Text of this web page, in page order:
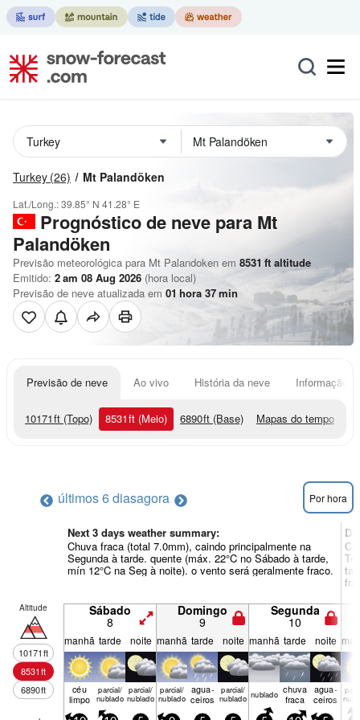
Turkey (26) Mt Palandöken
Lat./Long.:39.85° N 41.28° E
Prognóstico de neve para Mt
Palandöken
Previsão meteorológica para Mt Palandoken em 8531 ft altitude
Emitido: 2 am 08 Aug 2026 (hora local)
Previsão de neve atualizada em 01 hora 37min
Previsão de neve Ao vivo História da neve Informação
10171ft (Topo) 8531ft (Meio) 6890ft (Base) Mapas do tempo
últimos 6 diasagora Por hora
Next 3 days weather summary:
Chuva fraca (total 7.0mm), caindo principalmente na
Segunda à tarde. quente (máx. 22°C no Sábado à tarde,
mín 12°C na Seg à noite). o vento será geralmente fraco.
Altitude
10171ft
8531ft
6890ft
Sábado
8
Domingo
9
Segunda
10
manhã tarde noite manhã tarde noite manhã tarde noite
céu
limpo
parcial/
nublado
parcial/
nublado
parcial/
nublado
agua­
ceiros
parcial/
nublado nubl­ado chuva
fraca
agua­
ceiros